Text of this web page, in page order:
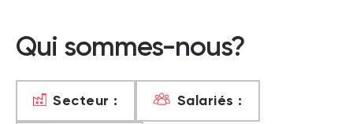
Qui sommes-nous?
Secteur : Salariés :